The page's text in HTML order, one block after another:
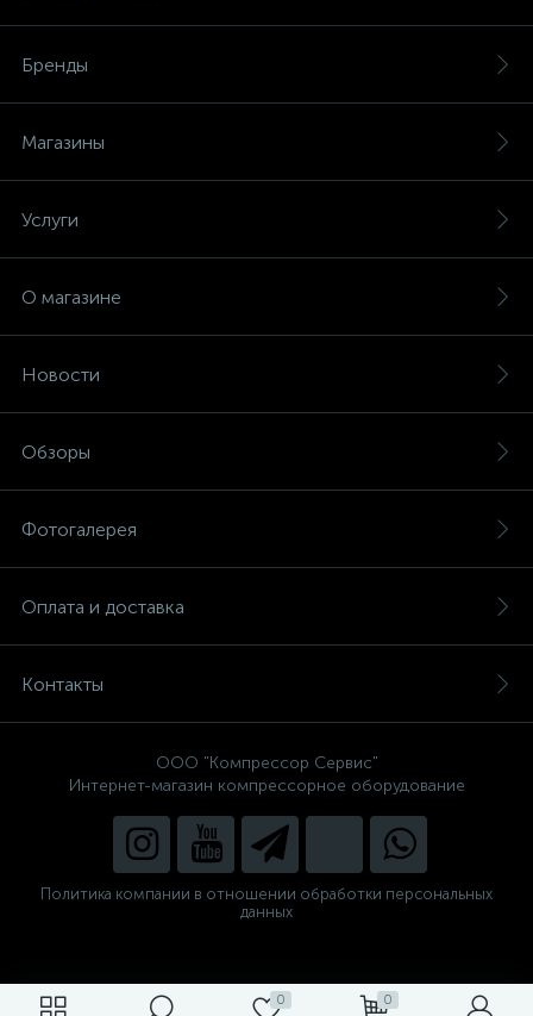
0 0
Бренды
Магазины
Услуги
О магазине
Новости
Обзоры
Фотогалерея
Оплата и доставка
Контакты
ООО "Компрессор Сервис"
Интернет-магазин компрессорное оборудование
Политика компании в отношении обработки персональных
данных